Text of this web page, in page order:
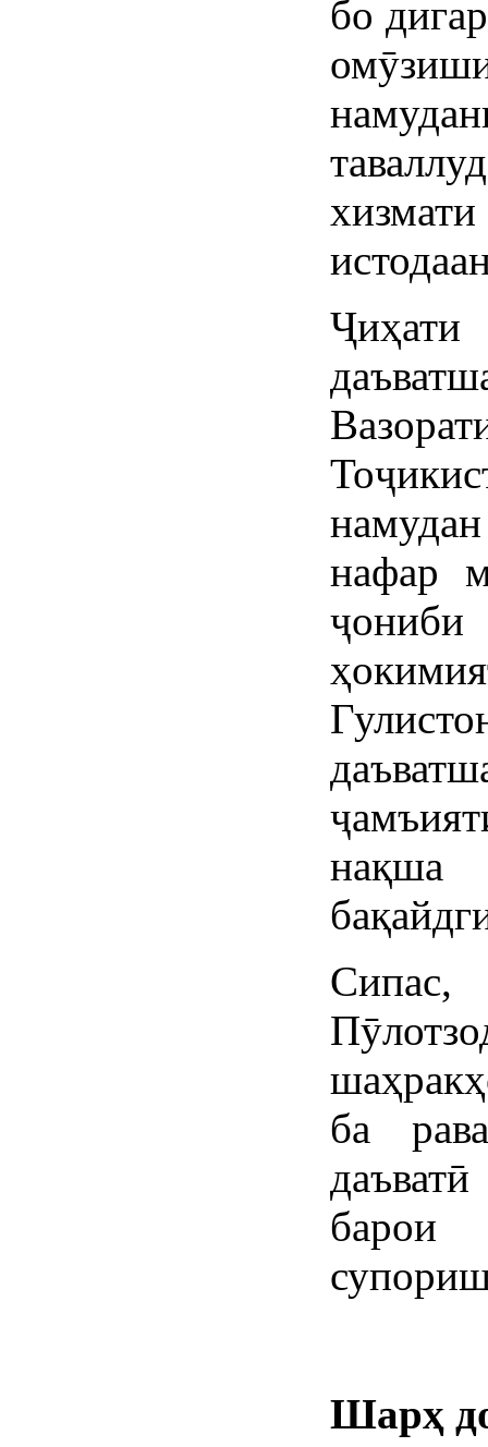
бо
Ҷиҳати
нафар
нақша
ба
барои
Шарҳ